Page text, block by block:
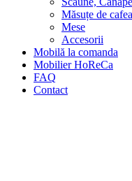
Măsuțe de cafea
Mese
Accesorii
Mobilă la comanda
Mobilier HoReCa
FAQ
Contact